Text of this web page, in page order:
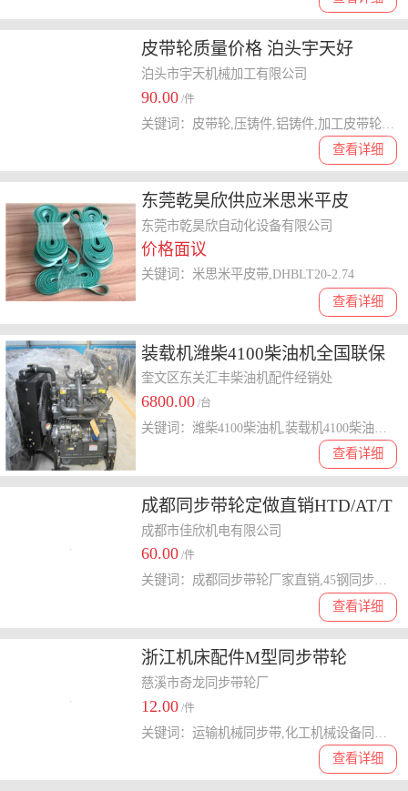
皮带轮质量价格 泊头宇天好
泊头市宇天机械加工有限公司
90.00 /件
查看详细
东莞乾昊欣供应米思米平皮
带,DHBLT20-2.74
东莞市乾昊欣自动化设备有限公司
价格面议
查看详细
关键词：米思米平皮带,DHBLT20-2.74
装载机潍柴4100柴油机全国联保
奎文区东关汇丰柴油机配件经销处
6800.00 /台
查看详细
关键词：潍柴4100柴油机,装载机4100柴油机,装载机潍柴4100柴油机
成都同步带轮定做直销HTD/AT/T
厂家直销
成都市佳欣机电有限公司
60.00 /件
查看详细
关键词：成都同步带轮厂家直销,45钢同步带定做,铝合金同步轮制造
浙江机床配件M型同步带轮
慈溪市奇龙同步带轮厂
12.00 /件
查看详细